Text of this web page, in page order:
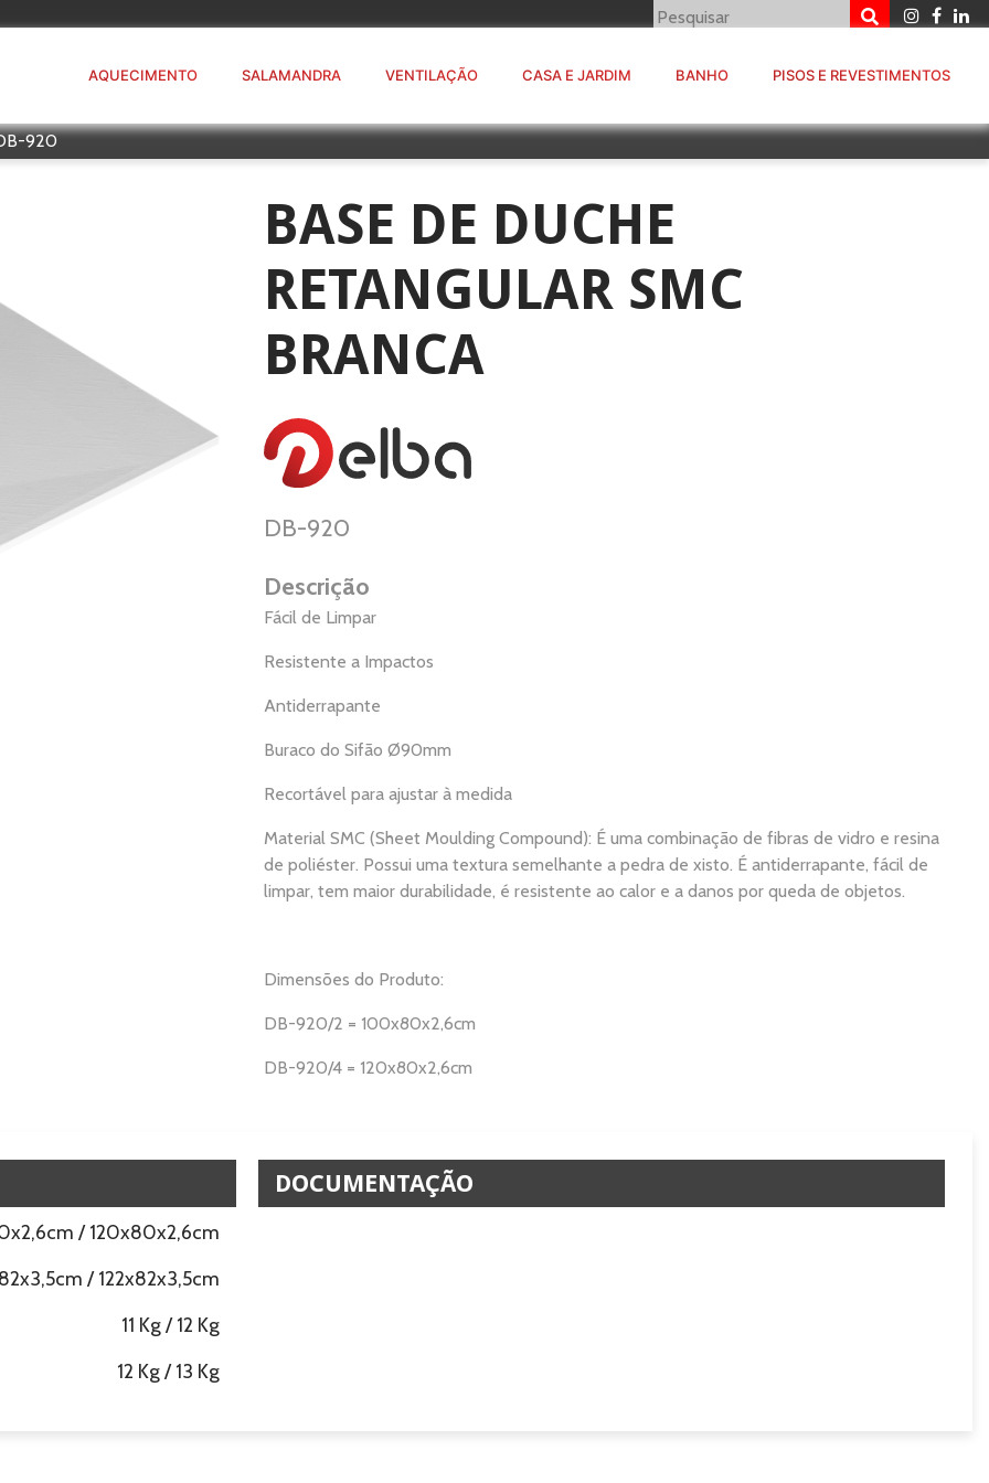
AQUECIMENTO SALAMANDRA VENTILAÇÃO CASA E JARDIM BANHO PISOS E REVESTIMENTOS
920
BASE DE DUCHE
RETANGULAR SMC
BRANCA
DB-920
Descrição
Fácil de Limpar
Resistente a Impactos
Antiderrapante
Buraco do Sifão Ø90mm
Recortável para ajustar à medida
Material SMC (Sheet Moulding Compound): É uma combinação de fibras de vidro e resina
de poliéster. Possui uma textura semelhante a pedra de xisto. É antiderrapante, fácil de
limpar, tem maior durabilidade, é resistente ao calor e a danos por queda de objetos.
Dimensões do Produto:
DB-920/2 = 100x80x2,6cm
DB-920/4 = 120x80x2,6cm
/ 120x80x2,6cm
/ 122x82x3,5cm
11 Kg / 12 Kg
12 Kg / 13 Kg
DOCUMENTAÇÃO